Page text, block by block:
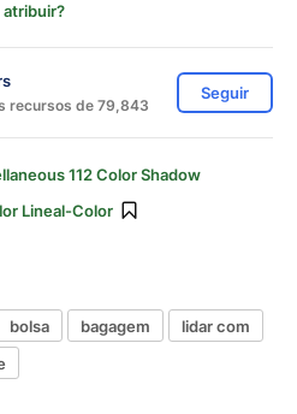
atribuir?
recursos de 79,843
Seguir
112 Color Shadow
Lineal-Color
bolsa bagagem
lidar com